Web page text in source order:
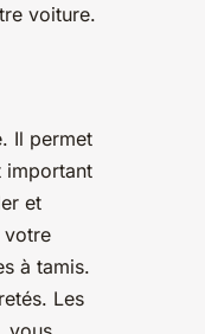
voiture.
Il permet
important
et
votre
à tamis.
Les